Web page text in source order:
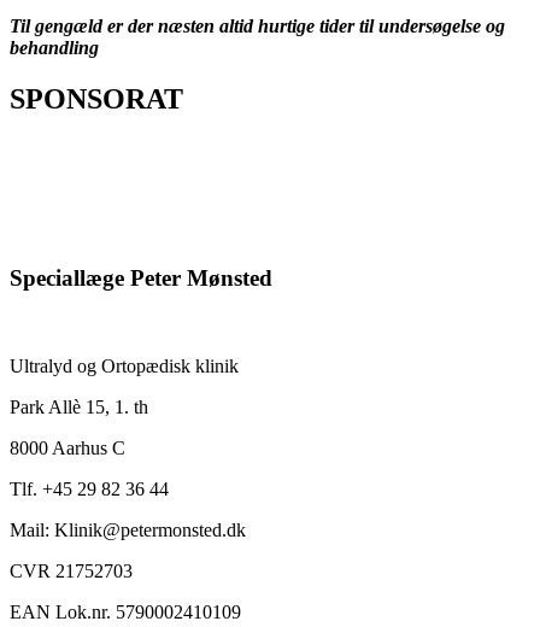
Til gengæld er der næsten altid hurtige tider til undersøgelse og
behandling
SPONSORAT
Speciallæge Peter Mønsted
Ultralyd og Ortopædisk klinik
Park Allè 15, 1. th
8000 Aarhus C
Tlf. +45 29 82 36 44
Mail: Klinik@petermonsted.dk
CVR 21752703
EAN Lok.nr. 5790002410109